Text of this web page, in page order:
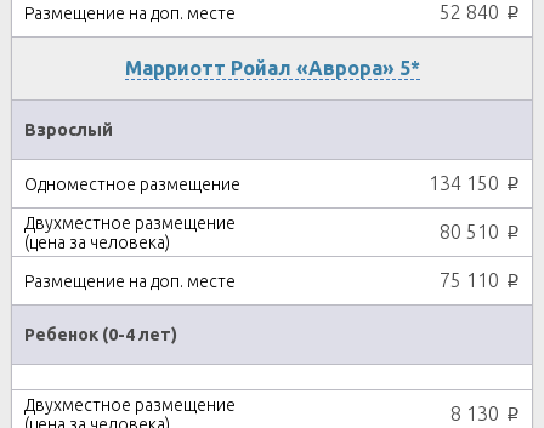
52 840 p
Марриотт Ройал «Аврора» 5*
Взрослый
134 150 p
80 510 p
75 110 p
Ребенок (0-4 лет)
8 130 p